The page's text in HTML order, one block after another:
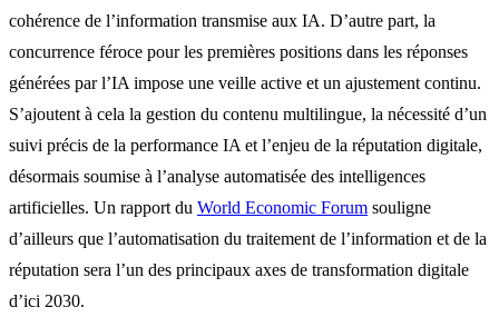
cohérence de l’information transmise aux IA. D’autre part, la
concurrence féroce pour les premières positions dans les réponses
générées par l’IA impose une veille active et un ajustement continu.
S’ajoutent à cela la gestion du contenu multilingue, la nécessité d’un
suivi précis de la performance IA et l’enjeu de la réputation digitale,
désormais soumise à l’analyse automatisée des intelligences
artificielles. Un rapport du World Economic Forum souligne
d’ailleurs que l’automatisation du traitement de l’information et de la
réputation sera l’un des principaux axes de transformation digitale
d’ici 2030.